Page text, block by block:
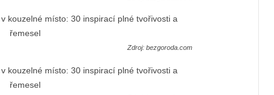
Zdroj: bezgoroda.com